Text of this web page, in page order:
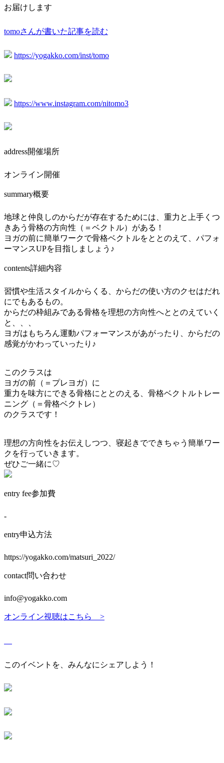
お届けします
tomoさんが書いた記事を読む
https://yogakko.com/inst/tomo
https://www.instagram.com/nitomo3
address開催場所
オンライン開催
summary概要
地球と仲良しのからだが存在するためには、重力と上手くつ
きあう骨格の方向性（＝ベクトル）がある！
ヨガの前に簡単ワークで骨格ベクトルをととのえて、パフォ
ーマンスUPを目指しましょう♪
contents詳細内容
習慣や生活スタイルからくる、からだの使い方のクセはだれ
にでもあるもの。
からだの枠組みである骨格を理想の方向性へととのえていく
と、、、
ヨガはもちろん運動パフォーマンスがあがったり、からだの
感覚がかわっていったり♪
このクラスは
ヨガの前（＝プレヨガ）に
重力を味方にできる骨格にととのえる、骨格ベクトルトレー
ニング（＝骨格ベクトレ）
のクラスです！
理想の方向性をお伝えしつつ、寝起きでできちゃう簡単ワー
クを行っていきます。
ぜひご一緒に♡
entry fee参加費
-
entry申込方法
https://yogakko.com/matsuri_2022/
contact問い合わせ
info@yogakko.com
オンライン視聴はこちら >
このイベントを、みんなにシェアしよう！